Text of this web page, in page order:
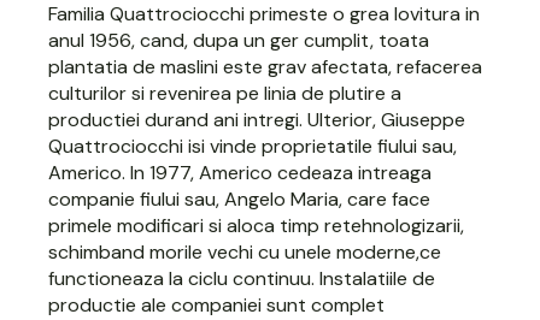
Familia Quattrociocchi primeste o grea lovitura in
anul 1956, cand, dupa un ger cumplit, toata
plantatia de maslini este grav afectata, refacerea
culturilor si revenirea pe linia de plutire a
productiei durand ani intregi. Ulterior, Giuseppe
Quattrociocchi isi vinde proprietatile fiului sau,
Americo. In 1977, Americo cedeaza intreaga
companie fiului sau, Angelo Maria, care face
primele modificari si aloca timp retehnologizarii,
schimband morile vechi cu unele moderne,ce
functioneaza la ciclu continuu. Instalatiile de
productie ale companiei sunt complet